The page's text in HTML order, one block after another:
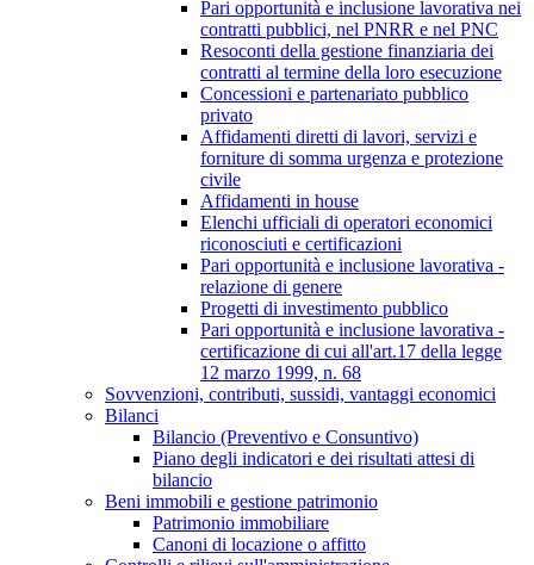
Pari opportunità e inclusione lavorativa nei
contratti pubblici, nel PNRR e nel PNC
Resoconti della gestione finanziaria dei
contratti al termine della loro esecuzione
Concessioni e partenariato pubblico
privato
Affidamenti diretti di lavori, servizi e
forniture di somma urgenza e protezione
civile
Affidamenti in house
Elenchi ufficiali di operatori economici
riconosciuti e certificazioni
Pari opportunità e inclusione lavorativa -
relazione di genere
Progetti di investimento pubblico
Pari opportunità e inclusione lavorativa -
certificazione di cui all'art.17 della legge
12 marzo 1999, n. 68
Sovvenzioni, contributi, sussidi, vantaggi economici
Bilanci
Bilancio (Preventivo e Consuntivo)
Piano degli indicatori e dei risultati attesi di
bilancio
Beni immobili e gestione patrimonio
Patrimonio immobiliare
Canoni di locazione o affitto